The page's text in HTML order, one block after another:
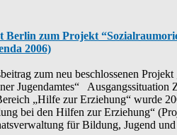
Berlin zum Projekt
2006)
zum neu beschlossenen Projekt
Jugendamtes“ Ausgangssituation
„Hilfe zur Erziehung“ wurde
bei den Hilfen zur Erziehung“
für Bildung, Jugend